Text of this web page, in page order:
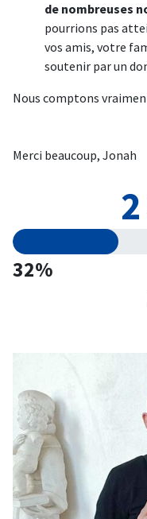
de nombreuses
pourrions pas
vos amis, votre
soutenir par un
Nous comptons
Merci beaucoup, Jonah
32%